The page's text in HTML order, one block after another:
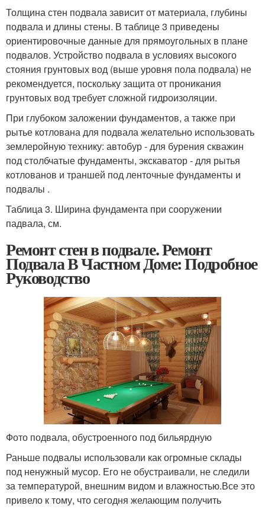
Толщина стен подвала зависит от материала, глубины
подвала и длины стены. В таблице 3 приведены
ориентировочные данные для прямоугольных в плане
подвалов. Устройство подвала в условиях высокого
стояния грунтовых вод (выше уровня пола подвала) не
рекомендуется, поскольку защита от проникания
грунтовых вод требует сложной гидроизоляции.
При глубоком заложении фундаментов, а также при
рытье котлована для подвала желательно использовать
землеройную технику: автобур - для бурения скважин
под столбчатые фундаменты, экскаватор - для рытья
котлованов и траншей под ленточные фундаменты и
подвалы .
Таблица 3. Ширина фундамента при сооружении
падвала, см.
Ремонт стен в подвале. Ремонт
Подвала В Частном Доме: Подробное
Руководство
Фото подвала, обустроенного под бильярдную
Раньше подвалы использовали как огромные склады
под ненужный мусор. Его не обустраивали, не следили
за температурой, внешним видом и влажностью.Все это
привело к тому, что сегодня желающим получить